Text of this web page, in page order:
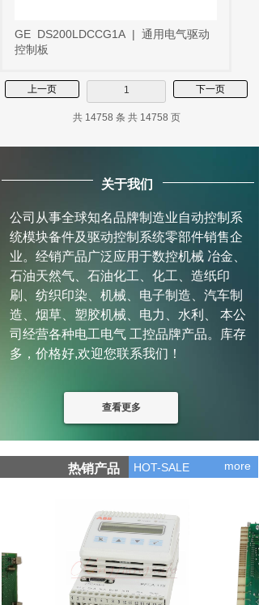
GE DS200LDCCG1A | 通用电气驱动
控制板
上一页 1 下一页
共 14758 条 共 14758 页
关于我们
公司从事全球知名品牌制造业自动控制系
统模块备件及驱动控制系统零部件销售企
业。经销产品广泛应用于数控机械 冶金、
石油天然气、石油化工、化工、造纸印
刷、纺织印染、机械、电子制造、汽车制
造、烟草、塑胶机械、电力、水利、 本公
司经营各种电工电气 工控品牌产品。库存
多，价格好,欢迎您联系我们！
查看更多
more
热销产品 HOT-SALE